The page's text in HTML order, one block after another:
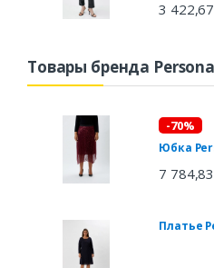
3
Товары бренда
-70%
Юбка
7
Платье